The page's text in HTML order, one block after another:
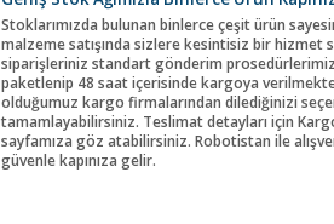
Stoklarımızda bulunan binlerce çeşit ürün
malzeme satışında sizlere kesintisiz bir hizmet
siparişleriniz standart gönderim
paketlenip 48 saat içerisinde kargoya
olduğumuz kargo firmalarından dilediğinizi
tamamlayabilirsiniz. Teslimat detayları için
sayfamıza göz atabilirsiniz. Robotistan ile
güvenle kapınıza gelir.